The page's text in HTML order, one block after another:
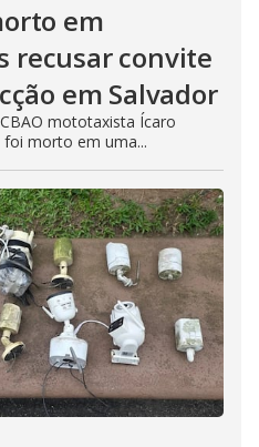
em
recusar convite
em Salvador
mototaxista Ícaro
foi morto em uma...